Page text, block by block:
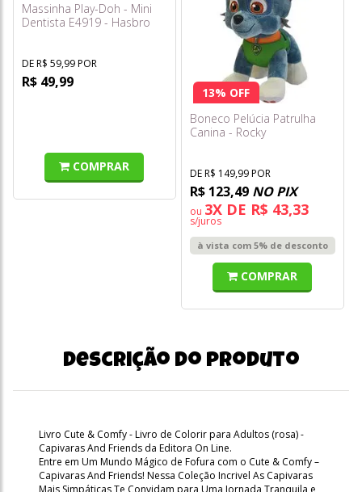
Massinha Play-Doh - Mini
Dentista E4919 - Hasbro
DE R$ 59,99 POR
R$ 49,99
COMPRAR
13% OFF
Boneco Pelúcia Patrulha
Canina - Rocky
DE R$ 149,99 POR
R$ 123,49 NO PIX
ou 3X DE R$ 43,33
s/juros
à vista com 5% de desconto
COMPRAR
Descrição do produto
Livro Cute & Comfy - Livro de Colorir para Adultos (rosa) -
Capivaras And Friends da Editora On Line.
Entre em Um Mundo Mágico de Fofura com o Cute & Comfy –
Capivaras And Friends! Nessa Coleção Incrivel As Capivaras
Mais Simpáticas Te Convidam para Uma Jornada Tranquila e